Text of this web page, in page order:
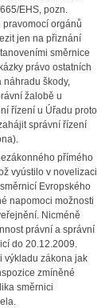
EHS, pozn.
pravomocí orgánů
jen na přiznání
směrnice
právo ostatních
náhradu škody,
žalobě u
řízení u Úřadu proto
správní řízení
přímého
vyústilo v novelizaci
Evropského
napomoci možnosti
Nicméně
právní a správní
do 20.12.2009.
výkladu zákona jak
zmíněné
směrnici